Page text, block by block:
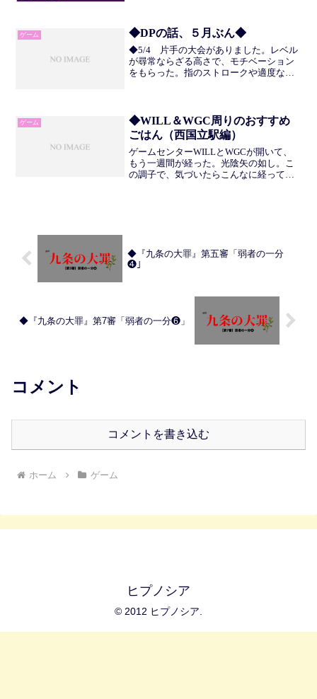
ぎずにすむのと、背中が丸...
ゲーム ◆DPの話、５月ぶん◆
◆5/4 片手の大会がありました。レベル
が尋常ならざる高さで、モチベーション
をもらった。指のストロークや適度な脱
だったようだ。5/...
ゲーム
◆WILL＆WGC周りのおすすめ
ごはん（西国立駅編）
ゲームセンターWILLとWGCが開いて、
もう一週間が経った。光陰矢の如し。こ
の調子で、気づいたらこんなに経ってた
◆『九条の大罪』第五審「弱者の一分
❹」
◆『九条の大罪』第7審「弱者の一分❻」
コメント
コメントを書き込む
ホーム ゲーム
ヒプノシア
© 2012 ヒプノシア.